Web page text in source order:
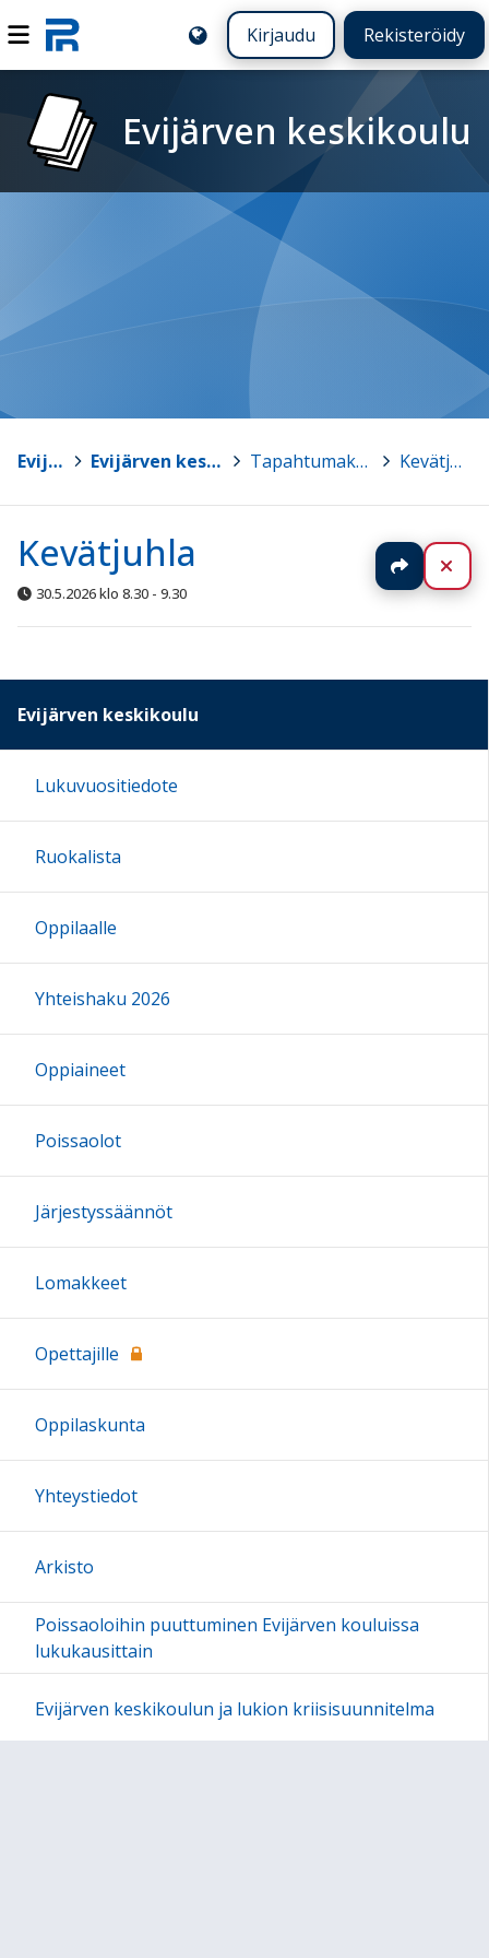
Kirjaudu Rekisteröidy
Evijärven keskikoulu
Evijärvi > Evijärven keskikoulu > Tapahtumakalenteri > Kevätjuhla
Kevätjuhla
30.5.2026 klo 8.30 - 9.30
Jaa
Evijärven keskikoulu
Lukuvuositiedote
Ruokalista
Oppilaalle
Yhteishaku 2026
Oppiaineet
Poissaolot
Järjestyssäännöt
Lomakkeet
Opettajille
Oppilaskunta
Yhteystiedot
Arkisto
Poissaoloihin puuttuminen Evijärven kouluissa
lukukausittain
Evijärven keskikoulun ja lukion kriisisuunnitelma